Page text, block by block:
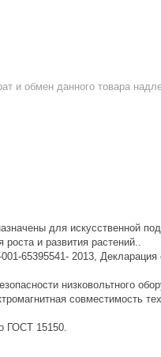
и обмен данного товара
для искусственной
и развития растений..
65395541- 2013,
низковольтного
совместимость
ГОСТ 15150.